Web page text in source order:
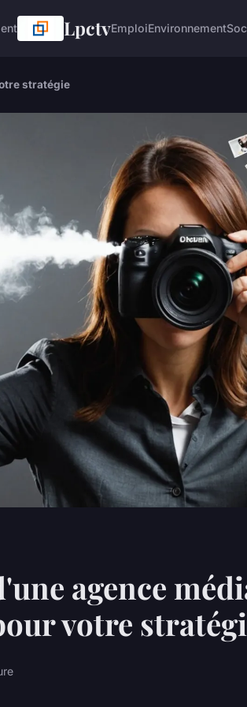
LpctvEmploiEnvironnement
stratégie
agence
votre